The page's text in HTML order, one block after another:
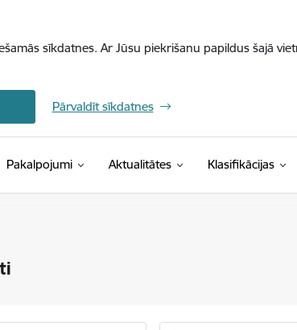
sīkdatnes. Ar Jūsu piekrišanu papildus šajā
Pārvaldīt sīkdatnes
Pakalpojumi Aktualitātes Klasifikācijas